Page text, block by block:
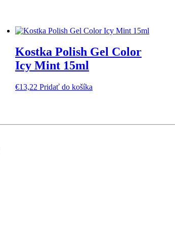
Kostka Polish Gel Color
Icy Mint 15ml
€13,22 Pridať do košíka